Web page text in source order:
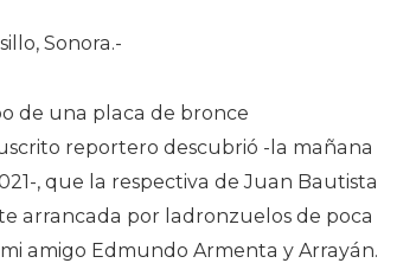
Sonora.-
de una placa de bronce
reportero descubrió -la mañana
, que la respectiva de Juan Bautista
arrancada por ladronzuelos de poca
amigo Edmundo Armenta y Arrayán.